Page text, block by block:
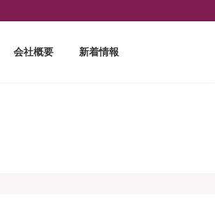
会社概要 新着情報